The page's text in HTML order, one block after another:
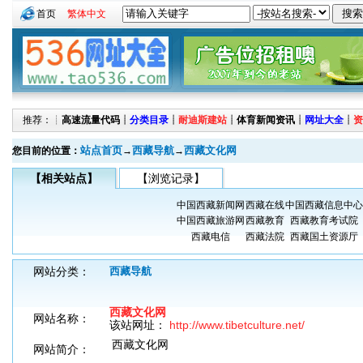
首页 繁体中文
推荐：┊ 高速流量代码 ┊ 分类目录 ┊ 耐迪斯建站 ┊ 体育新闻资讯 ┊ 网址大全 ┊
您目前的位置： 站点首页→西藏导航→西藏文化网
【相关站点】 【浏览记录】
中国西藏新闻网 西藏在线中国西藏信息中心
中国西藏旅游网 西藏教育 西藏教育考试院
西藏电信
西藏法院 西藏国土资源厅
网站分类： 西藏导航
网站名称：
西藏文化网
该站网址： http://www.tibetculture.net/
网站简介：
西藏文化网